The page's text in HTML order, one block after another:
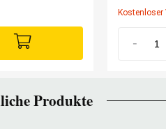
Kostenloser
-
Produkte